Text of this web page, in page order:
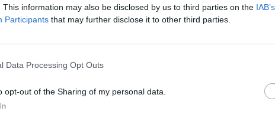
This information may also be disclosed by us to third parties on the
Participants that may further disclose it to other third parties.
Data Processing Opt Outs
opt-out of the Sharing of my personal data.
στιγμές και ανθρώπους